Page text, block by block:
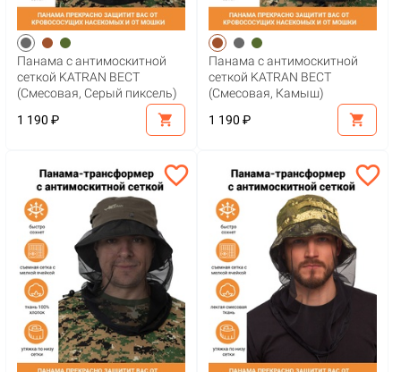
Панама с антимоскитной
сеткой KATRAN ВЕСТ
(Смесовая, Серый пиксель)
1 190 ₽
shopping_cart
Панама с антимоскитной
сеткой KATRAN ВЕСТ
(Смесовая, Камыш)
1 190 ₽
shopping_cart
favorite_border favorite_border